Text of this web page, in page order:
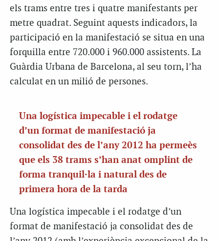
els trams entre tres i quatre manifestants per
metre quadrat. Seguint aquests indicadors, la
participació en la manifestació se situa en una
forquilla entre 720.000 i 960.000 assistents. La
Guàrdia Urbana de Barcelona, al seu torn, l’ha
calculat en un milió de persones.
Una logística impecable i el rodatge
d’un format de manifestació ja
consolidat des de l’any 2012 ha permeès
que els 38 trams s’han anat omplint de
forma tranquil·la i natural des de
primera hora de la tarda
Una logística impecable i el rodatge d’un
format de manifestació ja consolidat des de